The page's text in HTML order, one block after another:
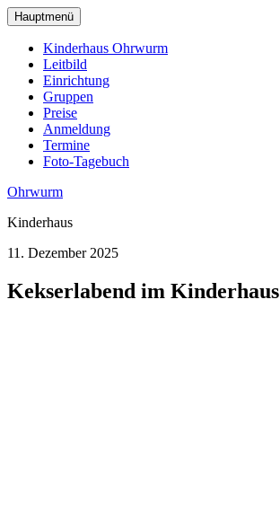
zum
Hauptinhalt
wechseln
Hauptmenü
Kinderhaus Ohrwurm
Leitbild
Einrichtung
Gruppen
Preise
Anmeldung
Termine
Foto-Tagebuch
Ohrwurm
Kinderhaus
11. Dezember 2025
Kekserlabend im Kinderhaus